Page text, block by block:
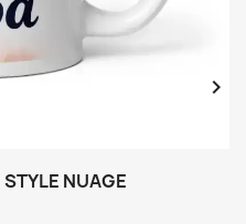

NUAGE